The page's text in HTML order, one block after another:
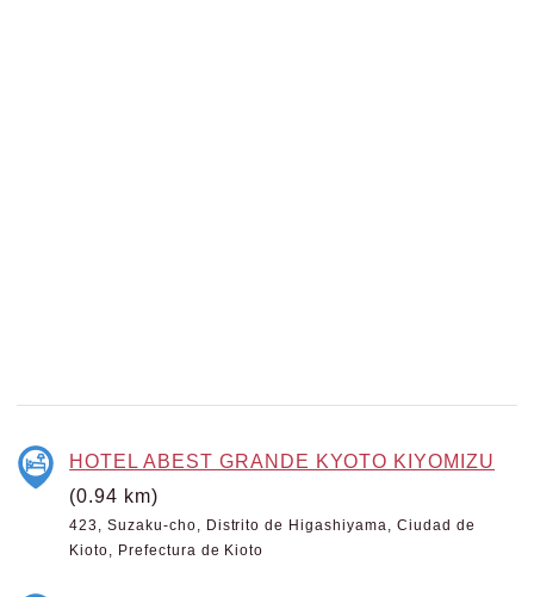
HOTEL ABEST GRANDE KYOTO KIYOMIZU
(0.94 km)
423, Suzaku-cho, Distrito de Higashiyama, Ciudad de
Kioto, Prefectura de Kioto